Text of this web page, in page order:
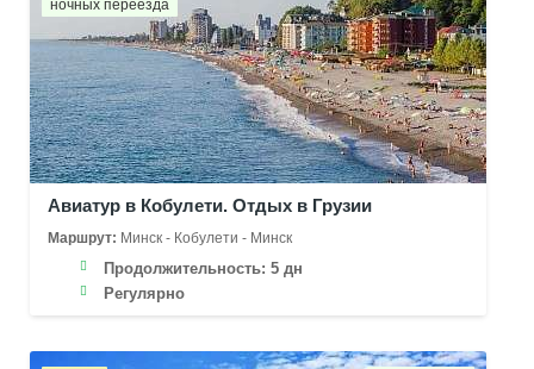
ночных переезда
Авиатур в Кобулети. Отдых в Грузии
Маршрут: Минск - Кобулети - Минск
Продолжительность: 5 дн
Регулярно